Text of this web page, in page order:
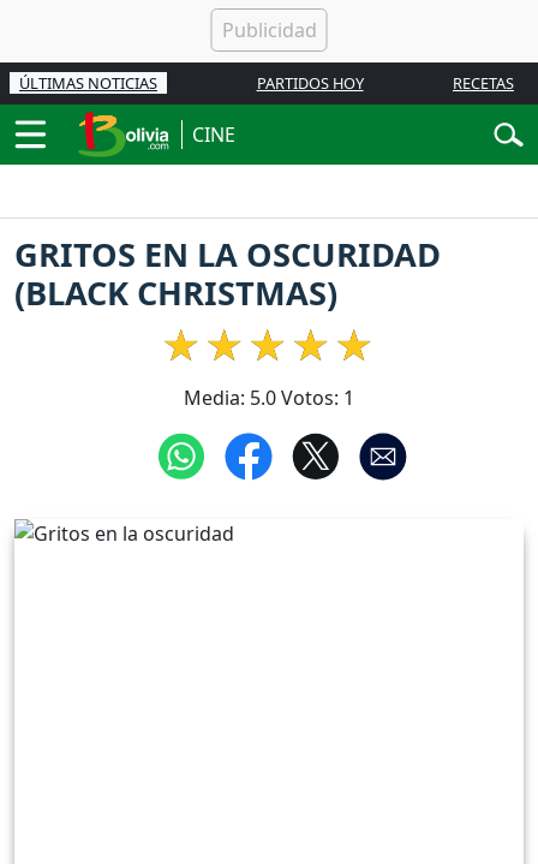
ÚLTIMAS NOTICIAS PARTIDOS HOY RECETAS
CINE
GRITOS EN LA OSCURIDAD
(BLACK CHRISTMAS)
Media: 5.0Votos: 1